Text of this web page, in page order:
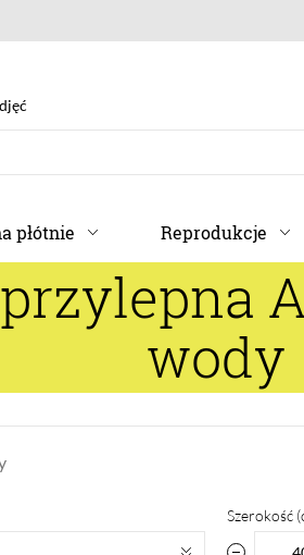
płótnie Reprodukcje
wody
Szerokość